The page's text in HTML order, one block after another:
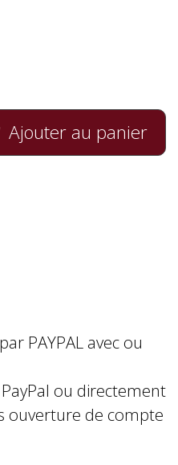
Ajouter au panier
PAYPAL avec ou
ou directement
ouverture de compte